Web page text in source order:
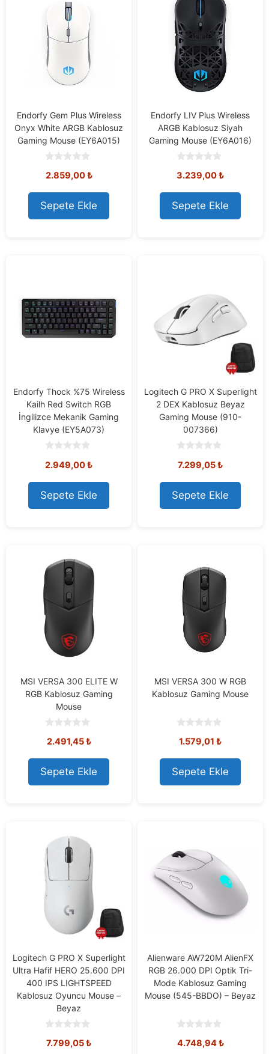
Endorfy Gem Plus Wireless
Onyx White ARGB Kablosuz
Gaming Mouse (EY6A015)
o
t
o
f
5
2.859,00₺
Sepete Ekle
Endorfy LIV Plus Wireless
ARGB Kablosuz Siyah
Gaming Mouse (EY6A016)
o
t
o
f
5
3.239,00₺
Sepete Ekle
Endorfy Thock %75 Wireless
Kailh Red Switch RGB
İngilizce Mekanik Gaming
Klavye (EY5A073)
o
t
o
f
5
2.949,00₺
Sepete Ekle
Logitech G PRO X Superlight
2 DEX Kablosuz Beyaz
Gaming Mouse (910-
007366)
o
t
o
f
5
Orijinal
7.808,73 ₺.
7.299,05₺Mevcut
Sepete Ekle
MSI VERSA 300 ELITE W
RGB Kablosuz Gaming
Mouse
o
t
o
f
5
2.491,45₺
Sepete Ekle
MSI VERSA 300 W RGB
Kablosuz Gaming Mouse
o
t
o
f
5
1.579,01 ₺
Sepete Ekle
Logitech G PRO X Superlight
Ultra Hafif HERO 25.600 DPI
400 IPS LIGHTSPEED
Kablosuz Oyuncu Mouse –
Beyaz
o
Orijinal
7.799,05₺Mevcut
Alienware AW720M AlienFX
RGB 26.000 DPI Optik Tri-
Mode Kablosuz Gaming
Mouse (545-BBDO) – Beyaz
o
4.748,94₺